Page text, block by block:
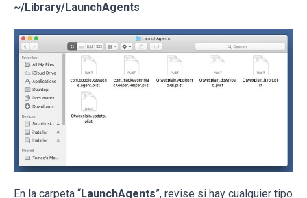
~/Library/LaunchAgents
En la carpeta “LaunchAgents”, revise si hay cualquier tipo